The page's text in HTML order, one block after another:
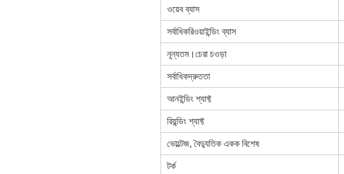
ওয়েব ব্যাস
সর্বাধিকরিওয়াইন্ডিং ব্যাস
নূন্যতম।চেরা চওড়া
সর্বাধিকদ্রুততা
আনইন্ডিং শ্যাফ্ট
রিয়ন্ডিং শ্যাফ্ট
ভোল্টেজ, বৈদ্যুতিক একক বিশেষ
টর্ক